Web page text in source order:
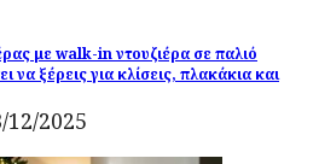
με walk-in ντουζιέρα σε παλιό
να ξέρεις για κλίσεις, πλακάκια και
12/2025